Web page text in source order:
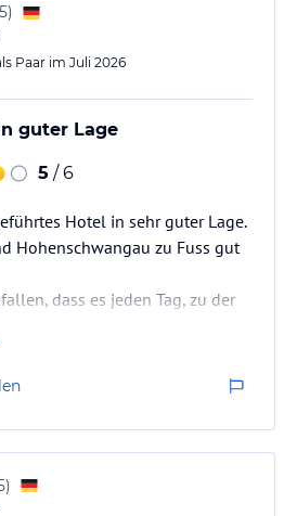
)
Paar im Juli 2026
guter Lage
5 / 6
Hotel in sehr guter Lage.
Hohenschwangau zu Fuss gut
dass es jeden Tag, zu der
Essen war sehr lecker. Das
und das Fenster mit einem
Kommen gerne wieder.
)